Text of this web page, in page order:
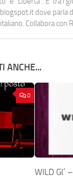
dove parla
Collabora con
ANCHE...
0
WILD GI’